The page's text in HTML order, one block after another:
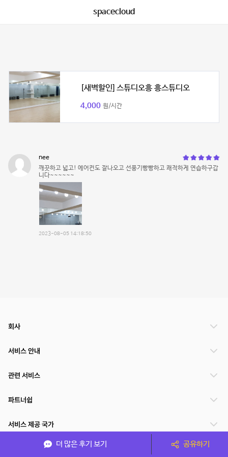
spacecloud
[새벽할인] 스튜디오흥 흥스튜디오
4,000 원/시간
nee
깨끗하고 넓고! 에어컨도 잘나오고 선풍기빵빵하고 쾌적하게 연습하구갑
니다~~~~~~
2023-08-05 14:18:50
더 많은 후기 보기 공유하기
회사
서비스 안내
관련 서비스
파트너쉽
서비스 제공 국가